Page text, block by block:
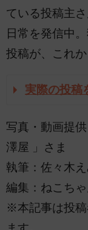
ている投稿主
日常を発信中
投稿が、これ
実際の投稿
写真・動画提
澤屋 」さま
執筆：佐々木え
編集：ねこち
※本記事は投稿